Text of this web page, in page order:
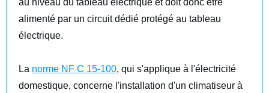
alimenté par un circuit dédié protégé au tableau
électrique.
La norme NF C 15-100, qui s'applique à l'électricité
domestique, concerne l'installation d'un climatiseur à